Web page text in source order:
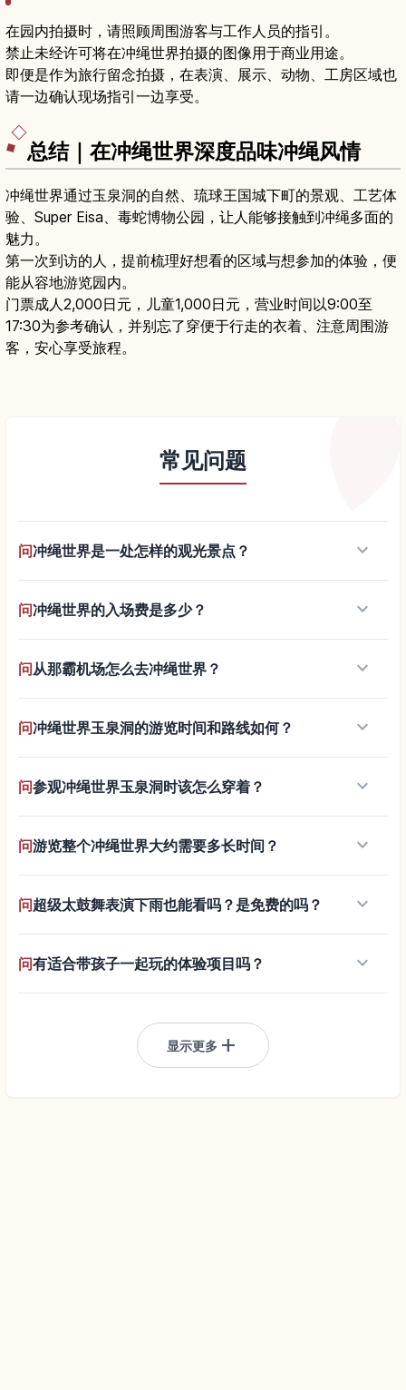
在园内拍摄时，请照顾周围游客与工作人员的指引。
禁止未经许可将在冲绳世界拍摄的图像用于商业用途。
即便是作为旅行留念拍摄，在表演、展示、动物、工房区域也
请一边确认现场指引一边享受。
总结｜在冲绳世界深度品味冲绳风情
冲绳世界通过玉泉洞的自然、琉球王国城下町的景观、工艺体
验、Super Eisa、毒蛇博物公园，让人能够接触到冲绳多面的
魅力。
第一次到访的人，提前梳理好想看的区域与想参加的体验，便
能从容地游览园内。
门票成人2,000日元，儿童1,000日元，营业时间以9:00至
17:30为参考确认，并别忘了穿便于行走的衣着、注意周围游
客，安心享受旅程。
常见问题
问冲绳世界是一处怎样的观光景点？ keyboard_arrow_down
问冲绳世界的入场费是多少？ keyboard_arrow_down
问从那霸机场怎么去冲绳世界？ keyboard_arrow_down
问冲绳世界玉泉洞的游览时间和路线如何？ keyboard_arrow_down
问参观冲绳世界玉泉洞时该怎么穿着？ keyboard_arrow_down
问游览整个冲绳世界大约需要多长时间？ keyboard_arrow_down
问超级太鼓舞表演下雨也能看吗？是免费的吗？ keyboard_arrow_down
问有适合带孩子一起玩的体验项目吗？ keyboard_arrow_down
显示更多 add